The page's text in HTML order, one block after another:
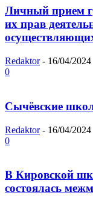
Личный прием
их прав
Redaktor - 16/04/2024
0
Сычёвские
Redaktor - 16/04/2024
0
В Кировской
состоялась